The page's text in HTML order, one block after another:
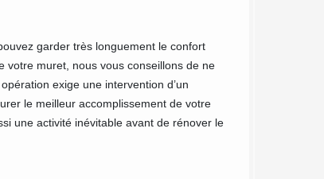
garder très longuement le confort
votre muret, nous vous conseillons de ne
exige une intervention d’un
le meilleur accomplissement de votre
une activité inévitable avant de rénover le